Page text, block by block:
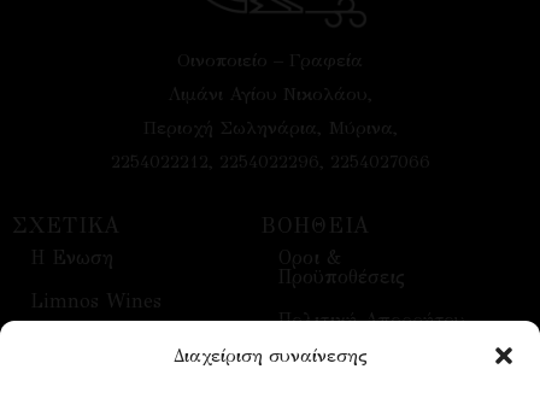
Διαχείριση συναίνεσης
Οινοποιείο – Γραφεία
Λιμάνι Αγίου Νικολάου,
Περιοχή Σωληνάρια, Μύρινα,
2254022212, 2254022296, 2254027066
ΣΧΕΤΙΚΑ
H Ενωση
Limnos Wines
ΒΟΗΘΕΙΑ
Οροι &
Προϋποθέσεις
Πολιτική Απορρήτου
Τρόποι Αποστολής